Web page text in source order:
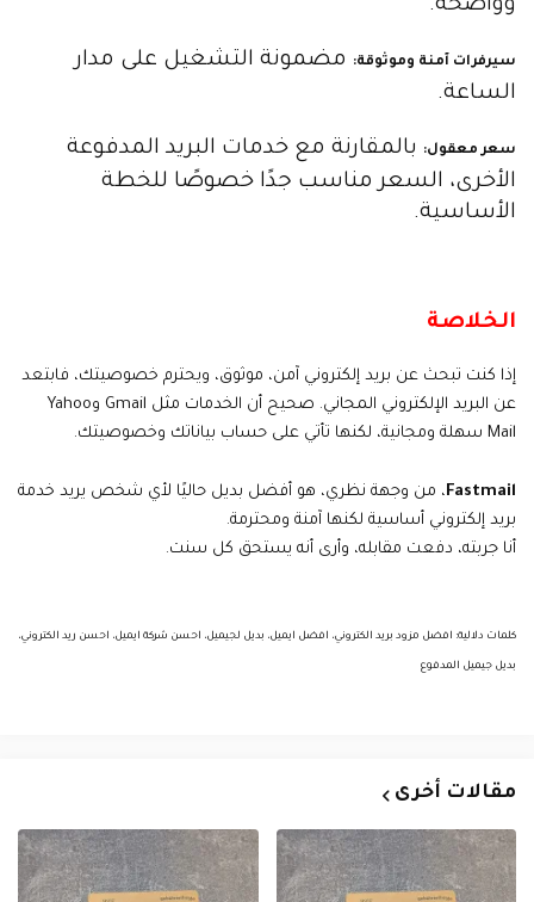
وواضحة.
سيرفرات آمنة وموثوقة:
مضمونة التشغيل على مدار
الساعة.
سعر معقول:
بالمقارنة مع خدمات البريد المدفوعة
الأخرى، السعر مناسب جدًا خصوصًا للخطة
الأساسية.
الخلاصة
إذا كنت تبحث عن بريد إلكتروني آمن، موثوق، ويحترم خصوصيتك، فابتعد
عن البريد الإلكتروني المجاني. صحيح أن الخدمات مثل Gmail وYahoo
Mail سهلة ومجانية، لكنها تأتي على حساب بياناتك وخصوصيتك.
Fastmail، من وجهة نظري، هو أفضل بديل حاليًا لأي شخص يريد خدمة
بريد إلكتروني أساسية لكنها آمنة ومحترمة.
أنا جربته، دفعت مقابله، وأرى أنه يستحق كل سنت.
كلمات دلالية: افضل مزود بريد الكتروني، افضل ايميل، بديل لجيميل، احسن شركة ايميل، احسن ريد الكتروني،
بديل جيميل المدفوع
مقالات أخرى